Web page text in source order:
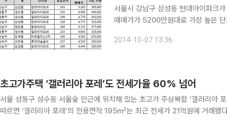
서울시 강남구 삼성동 현대아이파크
매매가가 5200만원대로 가장 높은 단지인 것으로 조사됐다.
구 삼성동 현대아이파크 공급면적
2014-10-07 13:36
초고가주택 ‘갤러리아 포레’도 전세가율 60% 넘어
서울 성동구 성수동 서울숲 인근에 위치해 있는 초고가 주상복합 ‘갤러리아 포레’
따르면 ‘갤러리아 포레’의 전용면적 195㎡는 최근 전세가 21억원에 거래